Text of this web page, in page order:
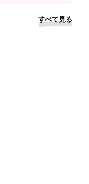
すべて見る